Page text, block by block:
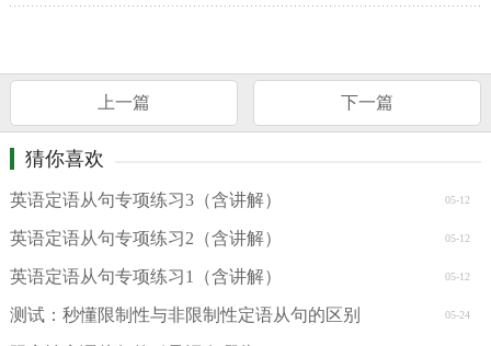
上一篇 下一篇
猜你喜欢
05-12
英语定语从句专项练习3（含讲解）
05-12
英语定语从句专项练习2（含讲解）
05-12
英语定语从句专项练习1（含讲解）
05-24
测试：秒懂限制性与非限制性定语从句的区别